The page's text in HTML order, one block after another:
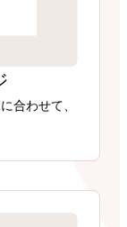
合わせて、